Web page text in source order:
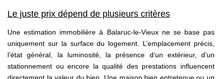
Le juste prix dépend de plusieurs critères
Une estimation immobilière à Balaruc-le-Vieux ne se base pas
uniquement sur la surface du logement. L’emplacement précis,
l’état général, la luminosité, la présence d’un extérieur, d’un
stationnement ou encore la qualité des prestations influencent